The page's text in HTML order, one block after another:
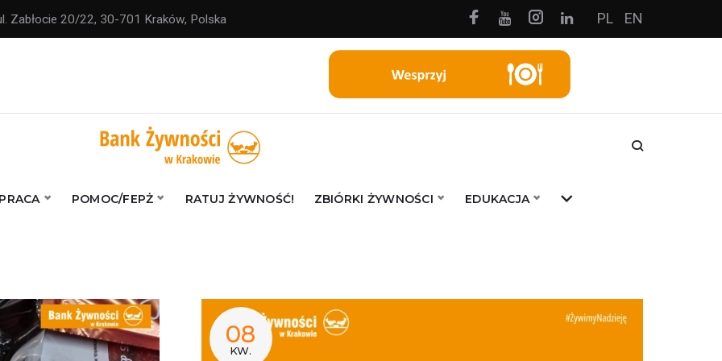
Zabłocie 20/22, 30-701 Kraków, Polska
Facebook
Youtube
Instagram
Linkedin
PL EN
POMOC/FEPŻ RATUJ ŻYWNOŚĆ! ZBIÓRKI ŻYWNOŚCI EDUKACJA
08
KW.